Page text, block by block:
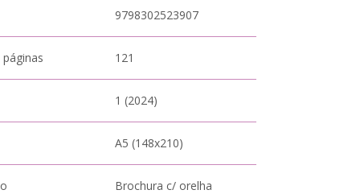
9798302523907
121
1 (2024)
A5 (148x210)
Brochura c/ orelha